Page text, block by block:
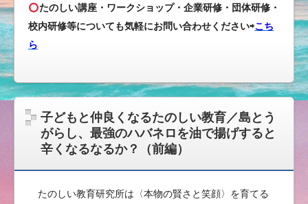
たのしい講座・ワークショップ・企業研修・団体研修・
校内研修等についても気軽にお問い合わせください⇨こち
ら
子どもと仲良くなるたのしい教育／島とう
がらし、最強のハバネロを油で揚げすると
辛くなるなるか？（前編）
たのしい教育研究所は〈本物の賢さと笑顔〉を育てる